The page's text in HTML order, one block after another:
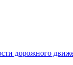
дорожного